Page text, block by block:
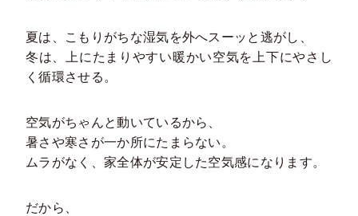
夏は、こもりがちな湿気を外へスーッと逃がし、
冬は、上にたまりやすい暖かい空気を上下にやさし
く循環させる。
空気がちゃんと動いているから、
暑さや寒さが一か所にたまらない。
ムラがなく、家全体が安定した空気感になります。
だから、